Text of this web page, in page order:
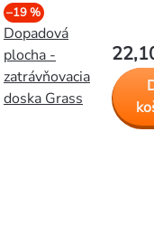
–19 %
Dopadová
plocha -
zatrávňovacia
doska Grass